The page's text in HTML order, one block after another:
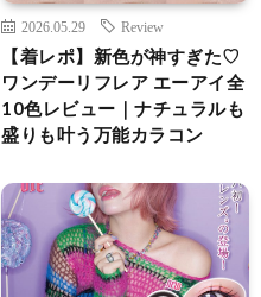
2026.05.29 Review
【着レポ】新色が神すぎた♡
ワンデーリフレア エーアイ全
10色レビュー｜ナチュラルも
盛りも叶う万能カラコン